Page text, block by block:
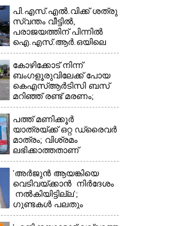
പി.എസ്.എൽ.വിക്ക് ശത്രു
സ്വന്തം വീട്ടിൽ,​
പരാജയത്തിന് പിന്നിൽ
ഐ.എസ്.ആർ.ഒയിലെ
ഉന്നതൻ
കോഴിക്കോട് നിന്ന്
ബംഗളൂരുവിലേക്ക് പോയ
കെഎസ്‌ആർടിസി ബസ്
മറിഞ്ഞ് രണ്ട് മരണം;
നിരവധിപേർ
ഗുരുതരാവസ്ഥയിൽ
പത്ത് മണിക്കൂർ
യാത്രയ്‌ക്ക് ഒറ്റ ഡ്രൈവർ
മാത്രം; വിശ്രമം
ലഭിക്കാത്തതാണ്
കെഎസ്‌ആർടിസി
അപകടത്തിന്
കാരണമെന്ന് വിമർശനം
'അർജുൻ ആയങ്കിയെ
വെടിവയ്ക്കാൻ നിർദേശം
നൽകിയിട്ടില്ല';
ഗുണ്ടകൾ പലതും
പറയുമെന്ന് രമേശ്